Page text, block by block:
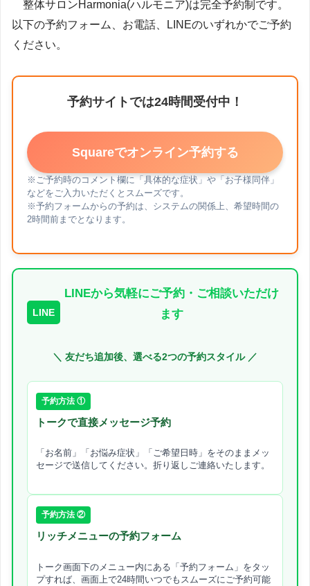
整体サロンHarmonia(ハルモニア)は完全予約制です。
以下の予約フォーム、お電話、LINEのいずれかでご予約
ください。
予約サイトでは24時間受付中！
Squareでオンライン予約する
※ご予約時のコメント欄に「具体的な症状」や「お子様同伴」
などをご入力いただくとスムーズです。
※予約フォームからの予約は、システムの関係上、希望時間の
2時間前までとなります。
LINE
LINEから気軽にご予約・ご相談いただけ
ます
＼ 友だち追加後、選べる2つの予約スタイル ／
予約方法 ①
トークで直接メッセージ予約
「お名前」「お悩み症状」「ご希望日時」をそのままメッ
セージで送信してください。折り返しご連絡いたします。
予約方法 ②
リッチメニューの予約フォーム
トーク画面下のメニュー内にある「予約フォーム」をタッ
プすれば、画面上で24時間いつでもスムーズにご予約可能